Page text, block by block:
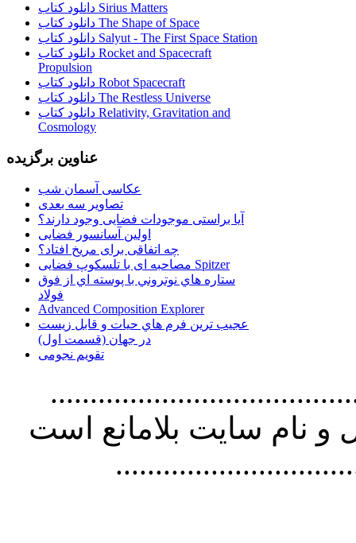
دانلود کتاب Sirius Matters
دانلود کتاب The Shape of Space
دانلود کتاب Salyut - The First Space Station
دانلود کتاب Rocket and Spacecraft
Propulsion
دانلود کتاب Robot Spacecraft
دانلود کتاب The Restless Universe
دانلود کتاب Relativity, Gravitation and
Cosmology
عناوین برگزیده
عکاسی آسمان شب
تصاویر سه بعدی
آیا براستی موجودات فضایی وجود دارند؟
اولین آسانسور فضایی
چه اتفاقی برای مریخ افتاد؟
مصاحبه ای با تلسکوپ فضایی Spitzer
ستاره هاي نوتروني با پوسته اي از فوق
فولاد
Advanced Composition Explorer
عجیب ترین فرم هاي حيات و قابل زيست
در جهان (قسمت اول)
تقویم نجومی
استفاده از
نام سايت بلامانع است